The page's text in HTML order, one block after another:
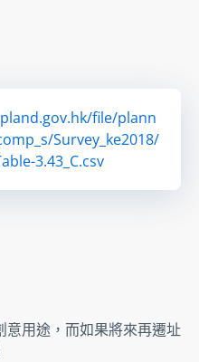
file/plann
Survey_ke2018/
3.43_C.csv
意用途，而如果將來再遷址